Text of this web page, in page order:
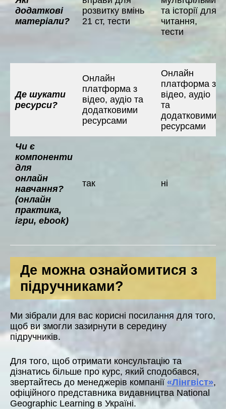
додаткові
матеріали?
розвитку вмінь
21 ст, тести
та історії для
читання,
тести
Де шукати
ресурси?
Онлайн
платформа з
відео, аудіо та
додатковими
ресурсами
Онлайн
платформа з
відео, аудіо
та
додатковими
ресурсами
Чи є
компоненти
для
онлайн
навчання?
(онлайн
практика,
ігри, ebook)
так ні
Де можна ознайомитися з
підручниками?
Ми зібрали для вас корисні посилання для того,
щоб ви змогли зазирнути в середину
підручників.
Для того, щоб отримати консультацію та
дізнатись більше про курс, який сподобався,
звертайтесь до менеджерів компанії «Лінгвіст»,
офіційного представника видавництва National
Geographic Learning в Україні.